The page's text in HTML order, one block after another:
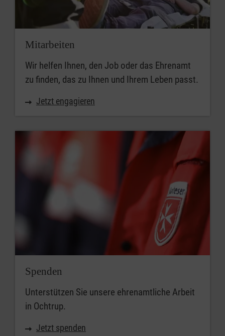
Mitarbeiten
Wir helfen Ihnen, den Job oder das Ehrenamt
zu finden, das zu Ihnen und Ihrem Leben passt.
Jetzt engagieren
Spenden
Unterstützen Sie unsere ehrenamtliche Arbeit
in Ochtrup.
Jetzt spenden